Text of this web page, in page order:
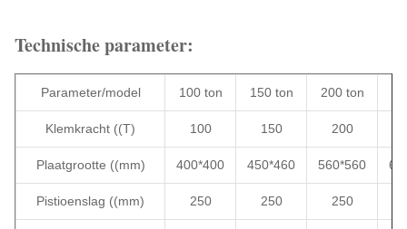
Technische parameter:
Parameter/model 100 ton 150 ton 200 ton
Klemkracht ((T) 100 150 200
Plaatgrootte ((mm) 400*400 450*460 560*560
Pistioenslag ((mm) 250 250 250